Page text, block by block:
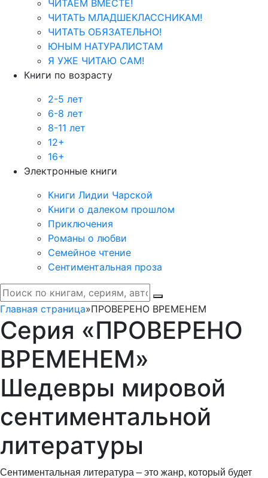
ЧИТАЕМ ВМЕСТЕ!
ЧИТАТЬ МЛАДШЕКЛАССНИКАМ!
ЧИТАТЬ ОБЯЗАТЕЛЬНО!
ЮНЫМ НАТУРАЛИСТАМ
Я УЖЕ ЧИТАЮ САМ!
Книги по возрасту
2-5 лет
6-8 лет
8-11 лет
12+
16+
Электронные книги
Книги Лидии Чарской
Книги о далеком прошлом
Приключения
Романы о любви
Семейное чтение
Сентиментальная проза
Главная страница»ПРОВЕРЕНО ВРЕМЕНЕМ
Серия «ПРОВЕРЕНО
ВРЕМЕНЕМ»
Шедевры мировой
сентиментальной
литературы
Сентиментальная литература – это жанр, который будет